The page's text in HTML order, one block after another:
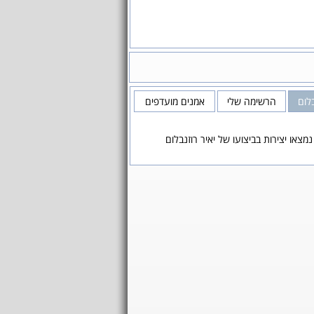
הרשימה שלי אמנים מועדפים
יצירות בביצועו של יאיר רוזנבלום